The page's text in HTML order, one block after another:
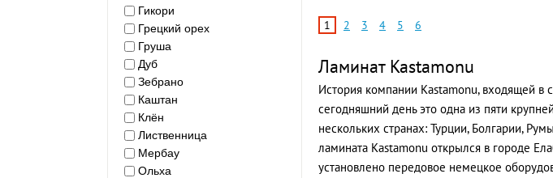
Гикори
Грецкий орех
Груша
Дуб
Зебрано
Каштан
Клён
Лиственница
Мербау
Ольха
1 2 3 4 5 6
Ламинат Kastamonu
История компании Kastamonu, входящей в
сегодняшний день это одна из пяти
нескольких странах: Турции, Болгарии,
ламината Kastamonu открылся в городе
установлено передовое немецкое